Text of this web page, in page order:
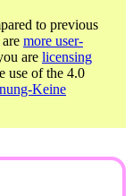
to previous
more user-
are licensing
use of the 4.0
Keine